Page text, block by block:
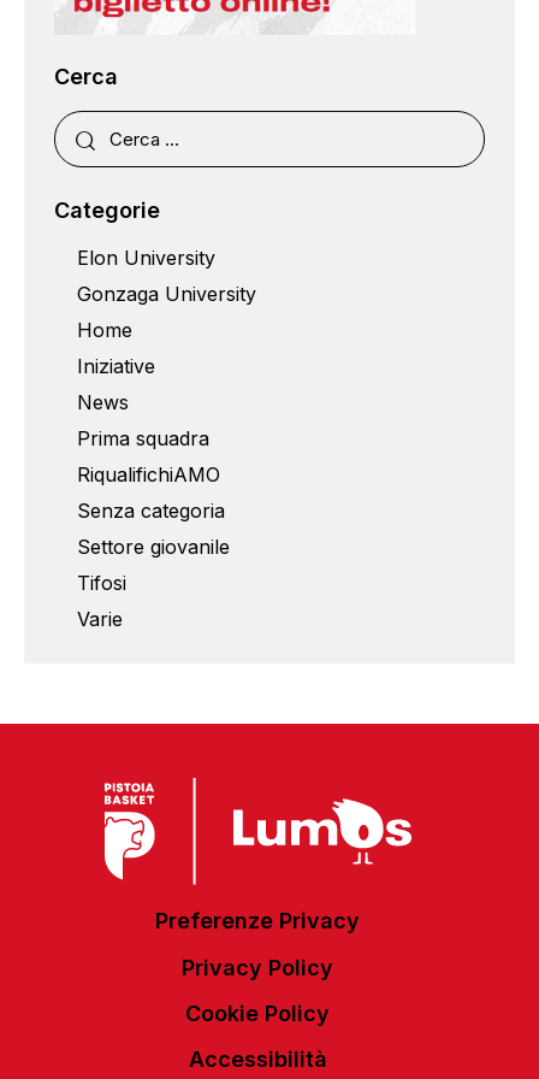
Cerca
Categorie
Elon University
Gonzaga University
Home
Iniziative
News
Prima squadra
RiqualifichiAMO
Senza categoria
Settore giovanile
Tifosi
Varie
Preferenze Privacy
Privacy Policy
Cookie Policy
Accessibilità